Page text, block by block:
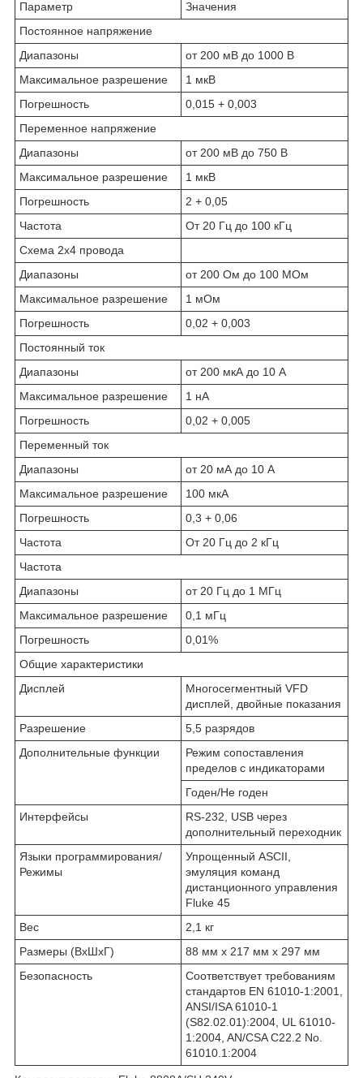
Параметр
Значения
Постоянное напряжение
Диапазоны
от 200 мВ до 1000 В
Максимальное разрешение
1 мкВ
Погрешность
0,015 + 0,003
Переменное напряжение
Диапазоны
от 200 мВ до 750 В
Максимальное разрешение
1 мкВ
Погрешность
2 + 0,05
Частота
От 20 Гц до 100 кГц
Схема 2х4 провода
Диапазоны
от 200 Ом до 100 МОм
Максимальное разрешение
1 мОм
Погрешность
0,02 + 0,003
Постоянный ток
Диапазоны
от 200 мкА до 10 А
Максимальное разрешение
1 нА
Погрешность
0,02 + 0,005
Переменный ток
Диапазоны
от 20 мА до 10 A
Максимальное разрешение
100 мкА
Погрешность
0,3 + 0,06
Частота
От 20 Гц до 2 кГц
Частота
Диапазоны
от 20 Гц до 1 МГц
Максимальное разрешение
0,1 мГц
Погрешность
0,01%
Общие характеристики
Дисплей
Многосегментный VFD
дисплей, двойные показания
Разрешение
5,5 разрядов
Дополнительные функции
Режим сопоставления
пределов с индикаторами
Годен/Не годен
Интерфейсы
RS-232, USB через
дополнительный переходник
Языки программирования/
Режимы
Упрощенный ASCII,
эмуляция команд
дистанционного управления
Fluke 45
Вес
2,1 кг
Размеры (ВxШxГ)
88 мм x 217 мм x 297 мм
Безопасность
Соответствует требованиям
стандартов EN 61010-1:2001,
ANSI/ISA 61010-1
(S82.02.01):2004, UL 61010-
1:2004, AN/CSA C22.2 No.
61010.1:2004